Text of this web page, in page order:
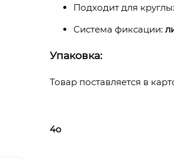
Подходит для
Система фиксации:
Упаковка:
Товар поставляется в
4o